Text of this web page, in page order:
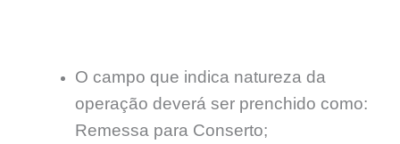
O campo que indica natureza da
operação deverá ser prenchido como:
Remessa para Conserto;